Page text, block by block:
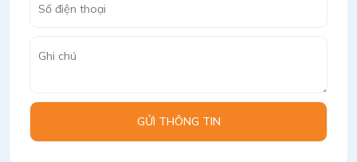
GỬI THÔNG TIN